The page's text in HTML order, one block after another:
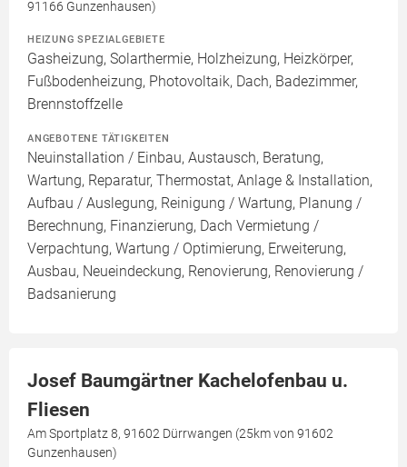
91166 Gunzenhausen)
HEIZUNG SPEZIALGEBIETE
Gasheizung, Solarthermie, Holzheizung, Heizkörper,
Fußbodenheizung, Photovoltaik, Dach, Badezimmer,
Brennstoffzelle
ANGEBOTENE TÄTIGKEITEN
Neuinstallation / Einbau, Austausch, Beratung,
Wartung, Reparatur, Thermostat, Anlage & Installation,
Aufbau / Auslegung, Reinigung / Wartung, Planung /
Berechnung, Finanzierung, Dach Vermietung /
Verpachtung, Wartung / Optimierung, Erweiterung,
Ausbau, Neueindeckung, Renovierung, Renovierung /
Badsanierung
Josef Baumgärtner Kachelofenbau u.
Fliesen
Am Sportplatz 8, 91602 Dürrwangen (25km von 91602
Gunzenhausen)